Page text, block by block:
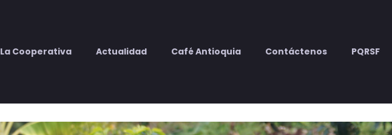
La Cooperativa Actualidad Café Antioquia Contáctenos PQRSF